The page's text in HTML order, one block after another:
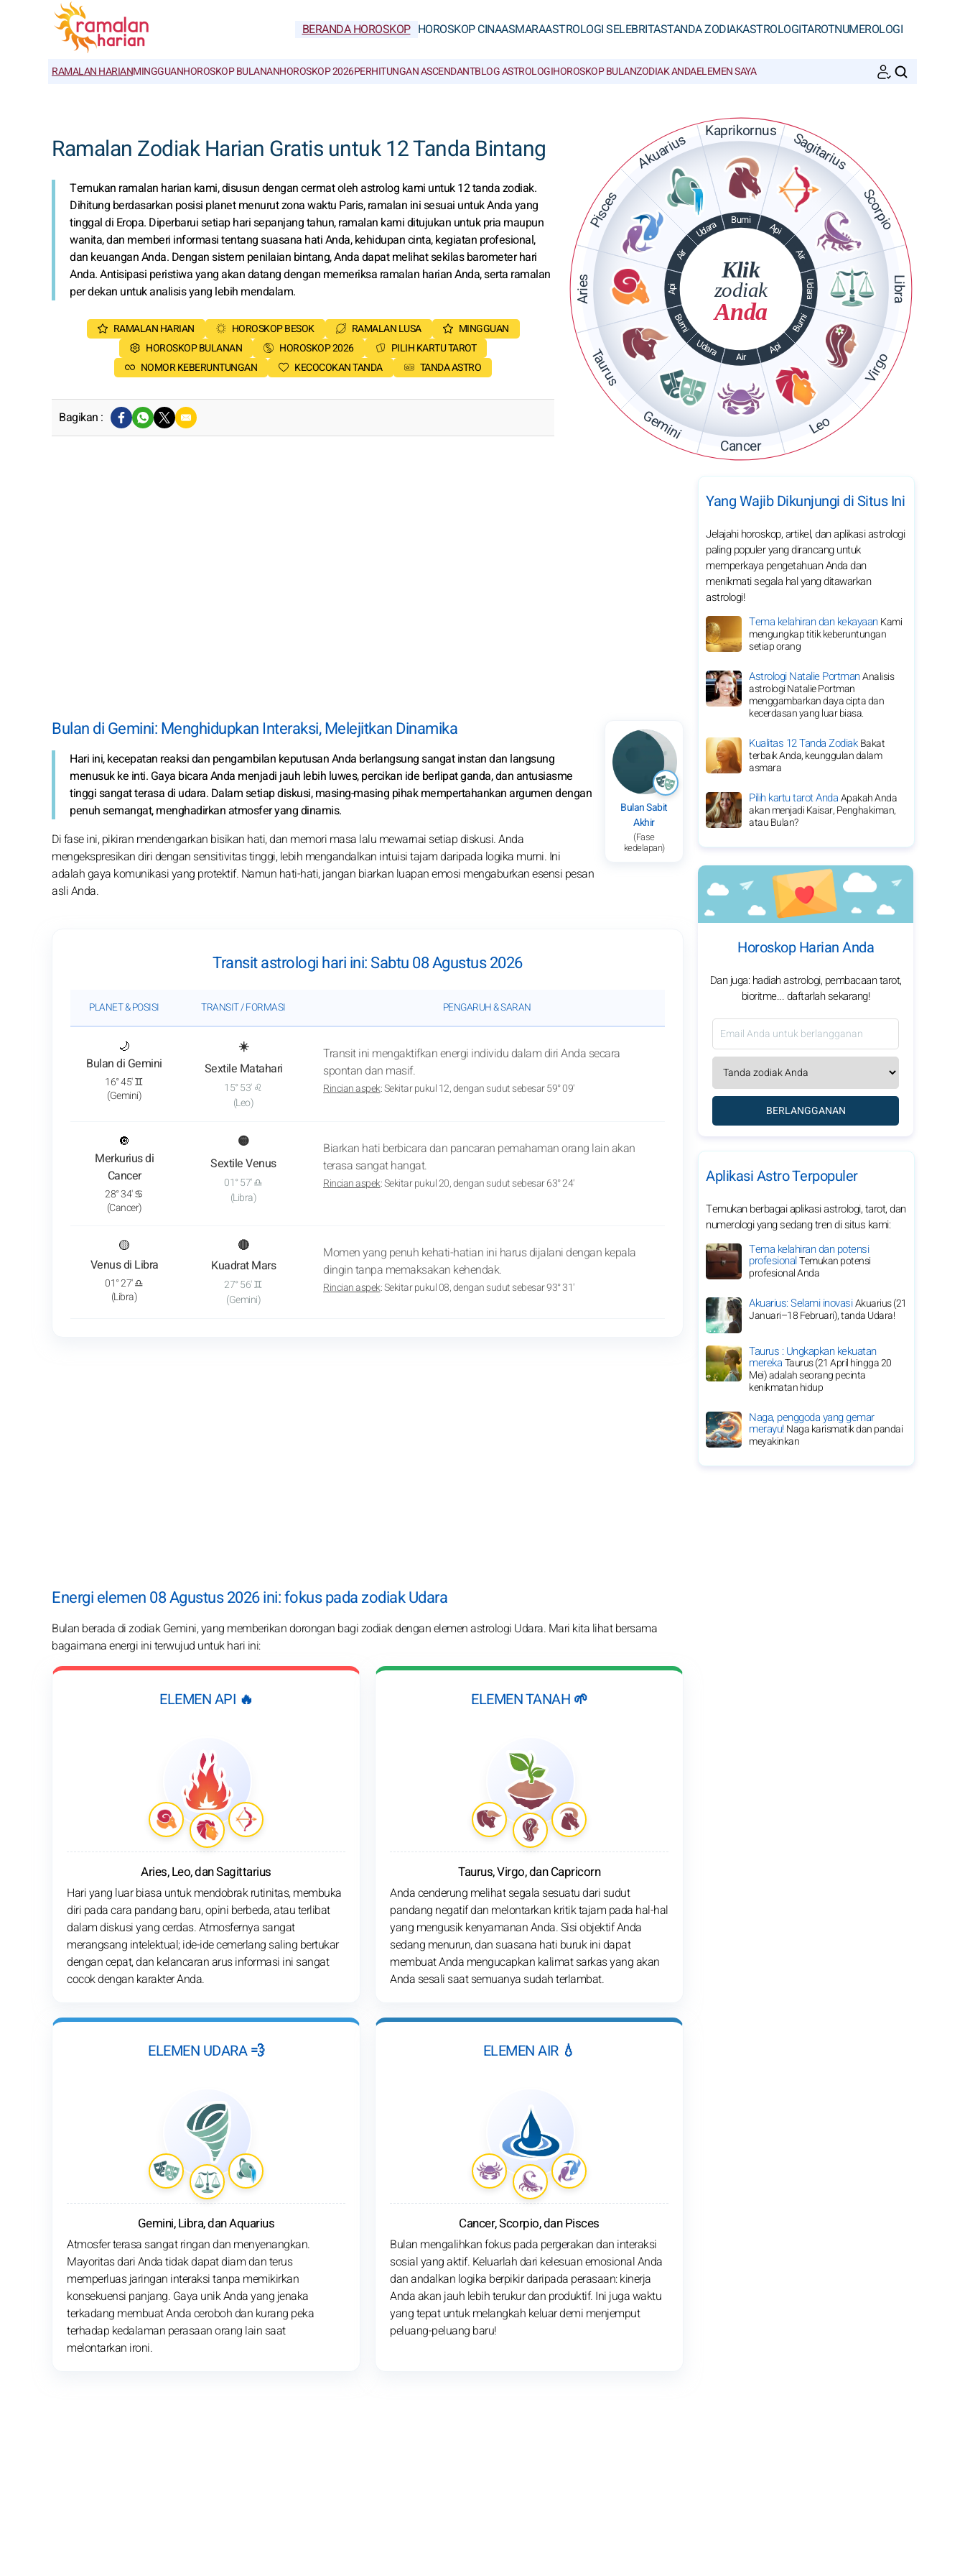
BERANDA HOROSKOP HOROSKOP CINAASMARAASTROLOGI SELEBRITASTANDA ZODIAKASTROLOGITAROTNUMEROLOGI
RAMALAN HARIANMINGGUANHOROSKOP BULANANHOROSKOP 2026PERHITUNGAN ASCENDANTBLOG ASTROLOGIHOROSKOP BULANZODIAK ANDAELEMEN SAYA
Ramalan Zodiak Harian Gratis untuk 12 Tanda Bintang
Temukan ramalan harian kami, disusun dengan cermat oleh astrolog kami untuk 12 tanda zodiak.
Dihitung berdasarkan posisi planet menurut zona waktu Paris, ramalan ini sesuai untuk Anda yang
tinggal di Eropa. Diperbarui setiap hari sepanjang tahun, ramalan kami ditujukan untuk pria maupun
wanita, dan memberi informasi tentang suasana hati Anda, kehidupan cinta, kegiatan profesional,
dan keuangan Anda. Dengan sistem penilaian bintang, Anda dapat melihat sekilas barometer hari
Anda. Antisipasi peristiwa yang akan datang dengan memeriksa ramalan harian Anda, serta ramalan
per dekan untuk analisis yang lebih mendalam.
RAMALAN HARIAN HOROSKOP BESOK RAMALAN LUSA
MINGGUAN
HOROSKOP BULANAN
HOROSKOP 2026
PILIH KARTU TAROT
NOMOR KEBERUNTUNGAN
KECOCOKAN TANDA TANDA ASTRO
Bagikan :
Aries
Taurus
Gemini
Cancer
Leo
Virgo
Libra
Scorpio
Sagitarius
Kaprikornus
Akuarius
Pisces
Api
Bumi
Udara Air
Api
Bumi
Udara
Air
Api
Bumi
Udara
Air
Klik
zodiak
Anda
Bulan Sabit
Akhir
(Fase
kedelapan)
Bulan di Gemini: Menghidupkan Interaksi, Melejitkan Dinamika
Hari ini, kecepatan reaksi dan pengambilan keputusan Anda berlangsung sangat instan dan langsung
menusuk ke inti. Gaya bicara Anda menjadi jauh lebih luwes, percikan ide berlipat ganda, dan antusiasme
tinggi sangat terasa di udara. Dalam setiap diskusi, masing-masing pihak mempertahankan argumen dengan
penuh semangat, menghadirkan atmosfer yang dinamis.
Di fase ini, pikiran mendengarkan bisikan hati, dan memori masa lalu mewarnai setiap diskusi. Anda
mengekspresikan diri dengan sensitivitas tinggi, lebih mengandalkan intuisi tajam daripada logika murni. Ini
adalah gaya komunikasi yang protektif. Namun hati-hati, jangan biarkan luapan emosi mengaburkan esensi pesan
asli Anda.
Transit astrologi hari ini: Sabtu 08 Agustus 2026
PLANET & POSISI TRANSIT / FORMASI PENGARUH & SARAN
🌙
Bulan di Gemini
: v
16° 45' ♊
(Gemini)
☀️
Sextile Matahari
15° 53' ♌
(Leo)
Transit ini mengaktifkan energi individu dalam diri Anda secara
spontan dan masif.
Rincian aspek: Sekitar pukul 12, dengan sudut sebesar 59° 09'
🔘
Merkurius di
Cancer
: v
28° 34' ♋
(Cancer)
🟡
Sextile Venus
01° 57' ♎
(Libra)
Biarkan hati berbicara dan pancaran pemahaman orang lain akan
terasa sangat hangat.
Rincian aspek: Sekitar pukul 20, dengan sudut sebesar 63° 24'
🟡
Venus di Libra
: v
01° 27' ♎
(Libra)
🔴
Kuadrat Mars
27° 56' ♊
(Gemini)
Momen yang penuh kehati-hatian ini harus dijalani dengan kepala
dingin tanpa memaksakan kehendak.
Rincian aspek: Sekitar pukul 08, dengan sudut sebesar 93° 31'
Energi elemen 08 Agustus 2026 ini: fokus pada zodiak Udara
Bulan berada di zodiak Gemini, yang memberikan dorongan bagi zodiak dengan elemen astrologi Udara. Mari kita lihat bersama
bagaimana energi ini terwujud untuk hari ini:
ELEMEN API 🔥
Aries, Leo, dan Sagittarius
Hari yang luar biasa untuk mendobrak rutinitas, membuka
diri pada cara pandang baru, opini berbeda, atau terlibat
dalam diskusi yang cerdas. Atmosfernya sangat
merangsang intelektual; ide-ide cemerlang saling bertukar
dengan cepat, dan kelancaran arus informasi ini sangat
cocok dengan karakter Anda.
ELEMEN TANAH 🌱
Taurus, Virgo, dan Capricorn
Anda cenderung melihat segala sesuatu dari sudut
pandang negatif dan melontarkan kritik tajam pada hal-hal
yang mengusik kenyamanan Anda. Sisi objektif Anda
sedang menurun, dan suasana hati buruk ini dapat
membuat Anda mengucapkan kalimat sarkas yang akan
Anda sesali saat semuanya sudah terlambat.
ELEMEN UDARA 💨
Gemini, Libra, dan Aquarius
Atmosfer terasa sangat ringan dan menyenangkan.
Mayoritas dari Anda tidak dapat diam dan terus
memperluas jaringan interaksi tanpa memikirkan
konsekuensi panjang. Gaya unik Anda yang jenaka
terkadang membuat Anda ceroboh dan kurang peka
terhadap kedalaman perasaan orang lain saat
melontarkan ironi.
ELEMEN AIR 💧
Cancer, Scorpio, dan Pisces
Bulan mengalihkan fokus pada pergerakan dan interaksi
sosial yang aktif. Keluarlah dari kelesuan emosional Anda
dan andalkan logika berpikir daripada perasaan: kinerja
Anda akan jauh lebih terukur dan produktif. Ini juga waktu
yang tepat untuk melangkah keluar demi menjemput
peluang-peluang baru!
Yang Wajib Dikunjungi di Situs Ini
Jelajahi horoskop, artikel, dan aplikasi astrologi
paling populer yang dirancang untuk
memperkaya pengetahuan Anda dan
menikmati segala hal yang ditawarkan
astrologi!
Tema kelahiran dan kekayaanKami
mengungkap titik keberuntungan
setiap orang
Astrologi Natalie PortmanAnalisis
astrologi Natalie Portman
menggambarkan daya cipta dan
kecerdasan yang luar biasa.
Kualitas 12 Tanda ZodiakBakat
terbaik Anda, keunggulan dalam
asmara
Pilih kartu tarot AndaApakah Anda
akan menjadi Kaisar, Penghakiman,
atau Bulan?
Horoskop Harian Anda
Dan juga: hadiah astrologi, pembacaan tarot,
bioritme... daftarlah sekarang!
BERLANGGANAN
Aplikasi Astro Terpopuler
Temukan berbagai aplikasi astrologi, tarot, dan
numerologi yang sedang tren di situs kami:
Tema kelahiran dan potensi
profesionalTemukan potensi
profesional Anda
Akuarius: Selami inovasiAkuarius (21
Januari–18 Februari), tanda Udara!
Taurus : Ungkapkan kekuatan
merekaTaurus (21 April hingga 20
Mei) adalah seorang pecinta
kenikmatan hidup
Naga, penggoda yang gemar
merayu!Naga karismatik dan pandai
meyakinkan